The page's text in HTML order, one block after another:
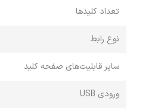
تعداد کلیدها
نوع رابط
سایر قابلیت‌های صفحه کلید
ورودی USB